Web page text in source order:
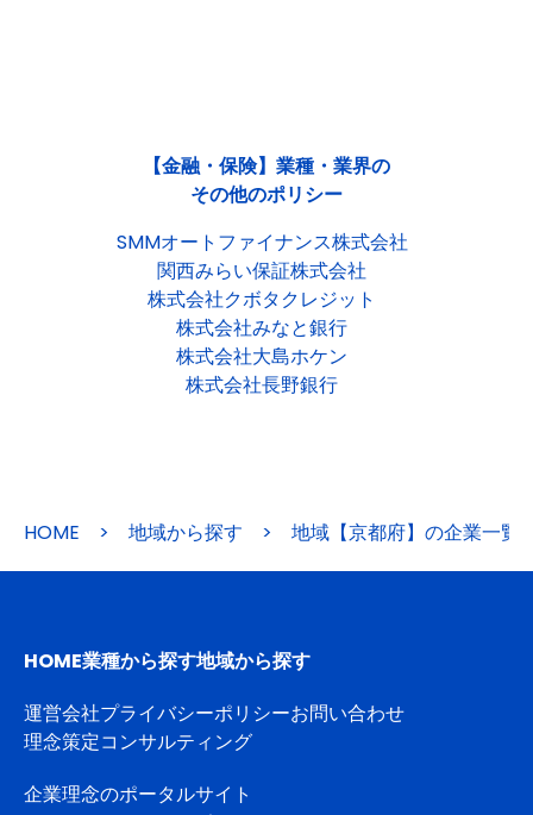
【金融・保険】業種・業界の
その他のポリシー
SMMオートファイナンス株式会社
関西みらい保証株式会社
株式会社クボタクレジット
株式会社みなと銀行
株式会社大島ホケン
株式会社長野銀行
HOME > 地域から探す > 地域【京都府】の企業一覧
HOME業種から探す地域から探す
運営会社プライバシーポリシーお問い合わせ
理念策定コンサルティング
企業理念のポータルサイト